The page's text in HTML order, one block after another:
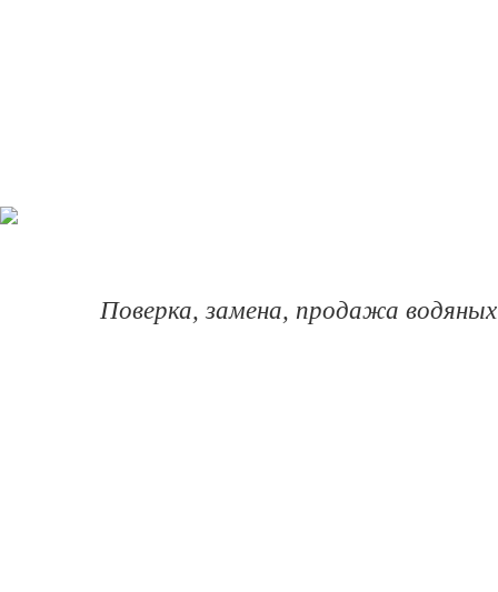
Поверка, замена, продажа